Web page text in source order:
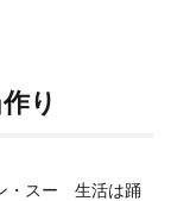
り
・スー 生活は踊